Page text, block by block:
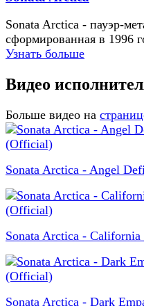
Sonata Arctica - пауэр-
сформированная в 1996
Узнать больше
Видео
Больше видео на
Sonata Arctica - Angel
Sonata Arctica -
Sonata Arctica - Dark